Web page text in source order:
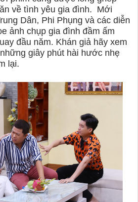
về tình yêu gia đình. Mới
Dân, Phi Phụng và các diễn
ảnh chụp gia đình đầm ấm
đầu năm. Khán giả hãy xem
giây phút hài hước nhẹ
lại.